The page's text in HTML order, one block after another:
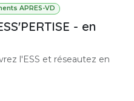
APRES-VD
- en
l'ESS et réseautez en